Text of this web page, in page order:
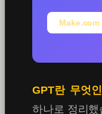
GPT란 무엇
하나로 정리했